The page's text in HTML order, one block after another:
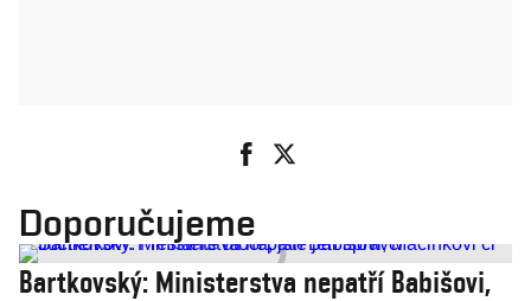
Doporučujeme
Bartkovský: Ministerstva nepatří Babišovi,